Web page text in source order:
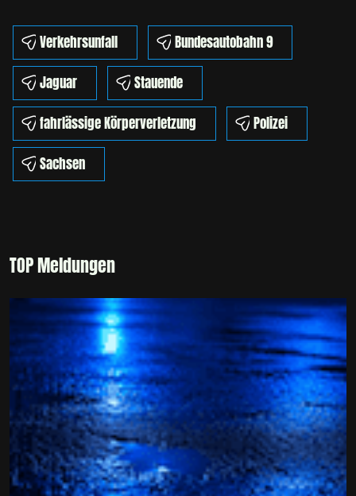
Verkehrsunfall
Bundesautobahn 9
Jaguar
Stauende
fahrlässige Körperverletzung
Polizei
Sachsen
TOP Meldungen